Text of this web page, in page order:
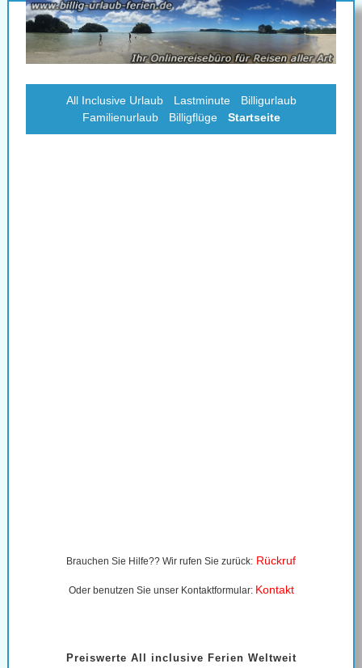
All Inclusive Urlaub Lastminute
Billigurlaub
Familienurlaub
Billigflüge Startseite
Brauchen Sie Hilfe?? Wir rufen Sie zurück: Rückruf
Oder benutzen Sie unser Kontaktformular: Kontakt
Preiswerte All inclusive Ferien Weltweit